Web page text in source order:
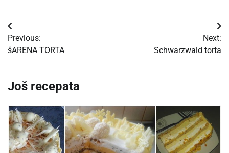
Post
navigation
Previous:
šARENA TORTA
Next:
Schwarzwald torta
Još recepata